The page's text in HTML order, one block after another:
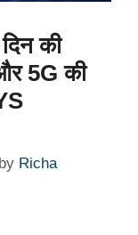
की
5G की
by Richa